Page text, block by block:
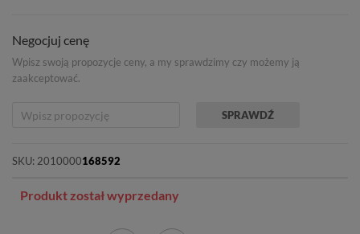
Negocjuj cenę
Wpisz swoją propozycje ceny, a my sprawdzimy czy możemy ją
zaakceptować.
SPRAWDŹ
SKU: 2010000168592
Produkt został wyprzedany